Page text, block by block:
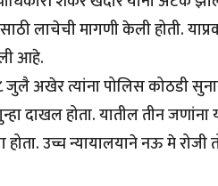
लाचेची मागणी केली होती.
आहे.
जुलै अखेर त्यांना पोलिस कोठडी
दाखल होता. यातील तीन
उच्च न्यायालयाने नऊ मे रोजी